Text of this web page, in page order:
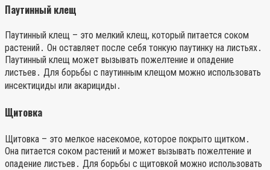
Паутинный клещ
Паутинный клещ – это мелкий клещ, который питается соком
растений․ Он оставляет после себя тонкую паутинку на листьях․
Паутинный клещ может вызывать пожелтение и опадение
листьев․ Для борьбы с паутинным клещом можно использовать
инсектициды или акарициды․
Щитовка
Щитовка – это мелкое насекомое, которое покрыто щитком․
Она питается соком растений и может вызывать пожелтение и
опадение листьев․ Для борьбы с щитовкой можно использовать